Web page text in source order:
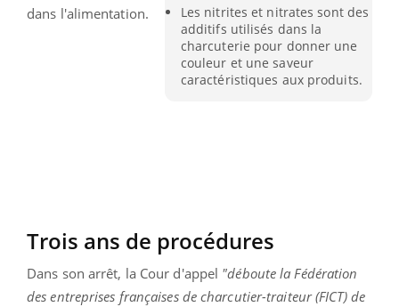
Les nitrites et nitrates sont des
additifs utilisés dans la
charcuterie pour donner une
couleur et une saveur
caractéristiques aux produits.
dans l'alimentation.
Trois ans de procédures
Dans son arrêt, la Cour d'appel "déboute la Fédération
des entreprises françaises de charcutier-traiteur (FICT) de